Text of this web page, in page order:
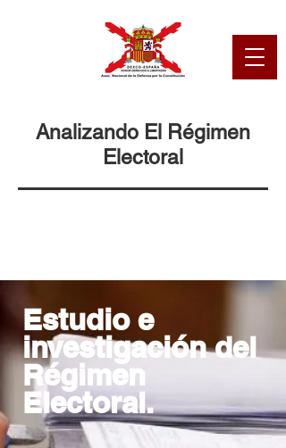
Analizando El Régimen
Electoral
Estudio e
investigación del
Régimen
Electoral.